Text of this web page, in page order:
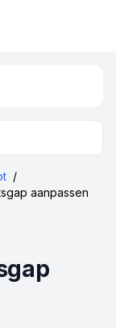
/
aanpassen